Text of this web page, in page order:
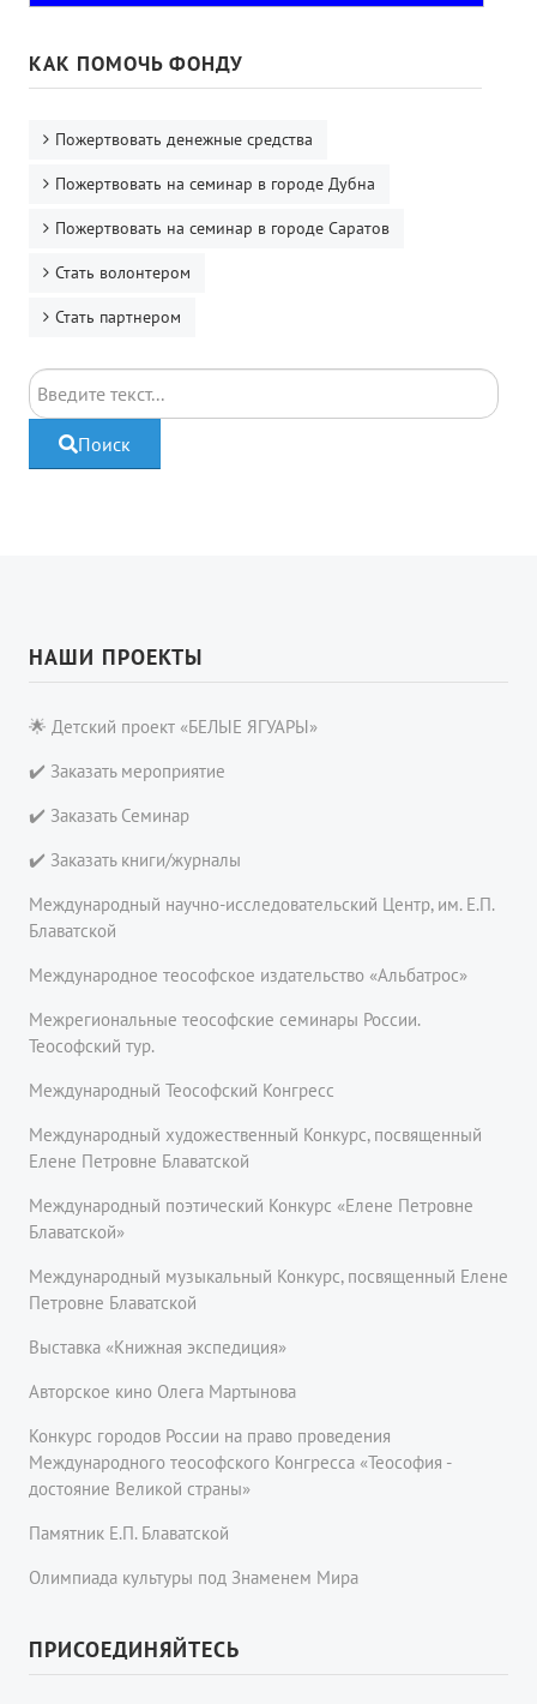
КАК ПОМОЧЬ ФОНДУ
Пожертвовать денежные средства
Пожертвовать на семинар в городе Дубна
Пожертвовать на семинар в городе Саратов
Стать волонтером
Стать партнером
Поиск
Поиск
НАШИ ПРОЕКТЫ
🌟 Детский проект «БЕЛЫЕ ЯГУАРЫ»
✔️ Заказать мероприятие
✔️ Заказать Семинар
✔️ Заказать книги/журналы
Международный научно-исследовательский Центр, им. Е.П.
Блаватской
Международное теософское издательство «Альбатрос»
Межрегиональные теософские семинары России.
Теософский тур.
Международный Теософский Конгресс
Международный художественный Конкурс, посвященный
Елене Петровне Блаватской
Международный поэтический Конкурс «Елене Петровне
Блаватской»
Международный музыкальный Конкурс, посвященный Елене
Петровне Блаватской
Выставка «Книжная экспедиция»
Авторское кино Олега Мартынова
Конкурс городов России на право проведения
Международного теософского Конгресса «Теософия -
достояние Великой страны»
Памятник Е.П. Блаватской
Олимпиада культуры под Знаменем Мира
ПРИСОЕДИНЯЙТЕСЬ